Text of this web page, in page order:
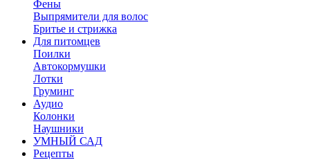
Фены
Выпрямители для волос
Бритье и стрижка
Для питомцев
Поилки
Автокормушки
Лотки
Груминг
Аудио
Колонки
Наушники
УМНЫЙ САД
Рецепты